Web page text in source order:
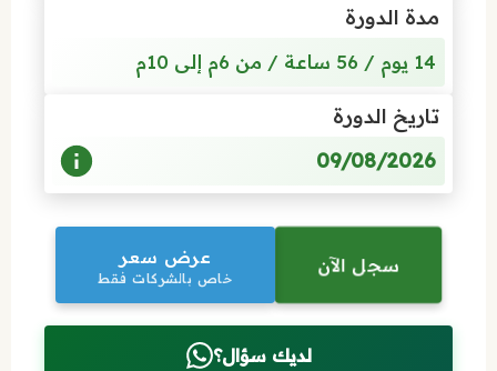
مدة الدورة
14 يوم / 56 ساعة / من 6م إلى 10م
تاريخ الدورة
09/08/2026
سجل الآن عرض سعر
خاص بالشركات فقط
لديك سؤال؟